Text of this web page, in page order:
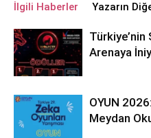
İlgili Haberler Yazarın
Türkiye’nin
Arenaya
OYUN
Meydan